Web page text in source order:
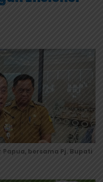
bersama Pj. Bupati